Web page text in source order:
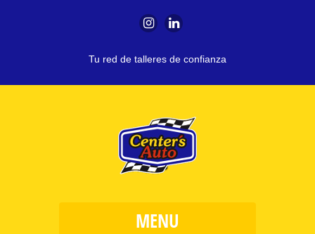
Tu red de talleres de confianza
MENU